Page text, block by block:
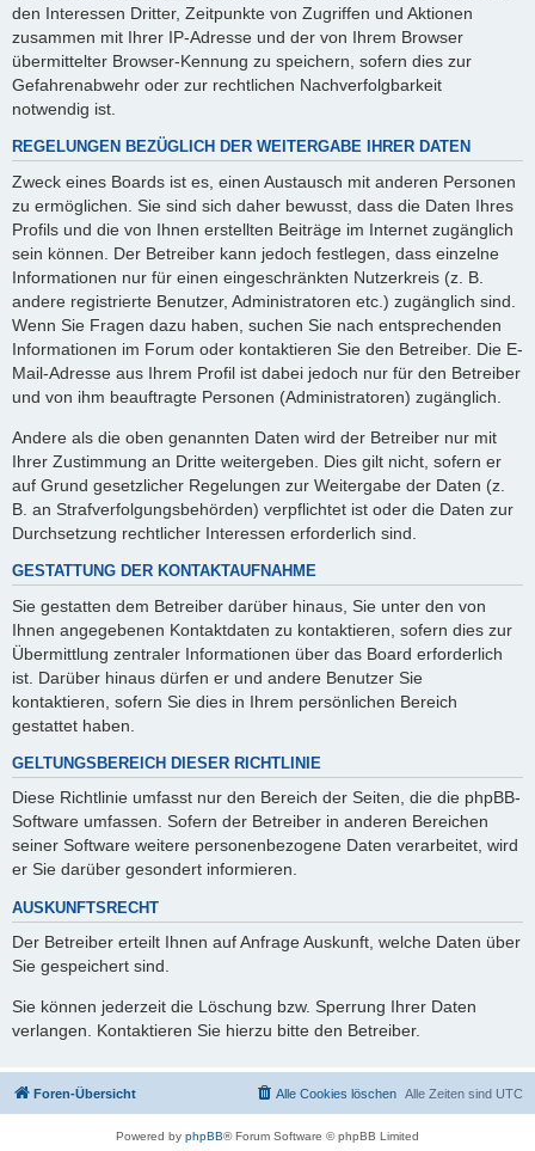
den Interessen Dritter, Zeitpunkte von Zugriffen und Aktionen
zusammen mit Ihrer IP-Adresse und der von Ihrem Browser
übermittelter Browser-Kennung zu speichern, sofern dies zur
Gefahrenabwehr oder zur rechtlichen Nachverfolgbarkeit
notwendig ist.
REGELUNGEN BEZÜGLICH DER WEITERGABE IHRER DATEN
Zweck eines Boards ist es, einen Austausch mit anderen Personen
zu ermöglichen. Sie sind sich daher bewusst, dass die Daten Ihres
Profils und die von Ihnen erstellten Beiträge im Internet zugänglich
sein können. Der Betreiber kann jedoch festlegen, dass einzelne
Informationen nur für einen eingeschränkten Nutzerkreis (z. B.
andere registrierte Benutzer, Administratoren etc.) zugänglich sind.
Wenn Sie Fragen dazu haben, suchen Sie nach entsprechenden
Informationen im Forum oder kontaktieren Sie den Betreiber. Die E-
Mail-Adresse aus Ihrem Profil ist dabei jedoch nur für den Betreiber
und von ihm beauftragte Personen (Administratoren) zugänglich.
Andere als die oben genannten Daten wird der Betreiber nur mit
Ihrer Zustimmung an Dritte weitergeben. Dies gilt nicht, sofern er
auf Grund gesetzlicher Regelungen zur Weitergabe der Daten (z.
B. an Strafverfolgungsbehörden) verpflichtet ist oder die Daten zur
Durchsetzung rechtlicher Interessen erforderlich sind.
GESTATTUNG DER KONTAKTAUFNAHME
Sie gestatten dem Betreiber darüber hinaus, Sie unter den von
Ihnen angegebenen Kontaktdaten zu kontaktieren, sofern dies zur
Übermittlung zentraler Informationen über das Board erforderlich
ist. Darüber hinaus dürfen er und andere Benutzer Sie
kontaktieren, sofern Sie dies in Ihrem persönlichen Bereich
gestattet haben.
GELTUNGSBEREICH DIESER RICHTLINIE
Diese Richtlinie umfasst nur den Bereich der Seiten, die die phpBB-
Software umfassen. Sofern der Betreiber in anderen Bereichen
seiner Software weitere personenbezogene Daten verarbeitet, wird
er Sie darüber gesondert informieren.
AUSKUNFTSRECHT
Der Betreiber erteilt Ihnen auf Anfrage Auskunft, welche Daten über
Sie gespeichert sind.
Sie können jederzeit die Löschung bzw. Sperrung Ihrer Daten
verlangen. Kontaktieren Sie hierzu bitte den Betreiber.
Foren-Übersicht Alle Zeiten sind UTC
Alle Cookies löschen
Powered by phpBB® Forum Software © phpBB Limited